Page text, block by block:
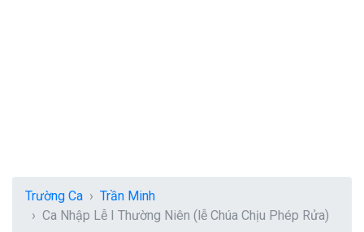
Trường Ca
Trần Minh
Ca Nhập Lễ I Thường Niên (lễ Chúa Chịu Phép Rửa)